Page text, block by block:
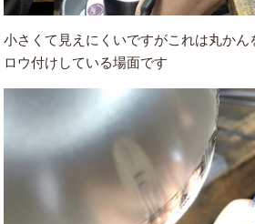
小さくて見えにくいですがこれは丸か
ロウ付けしている場面です